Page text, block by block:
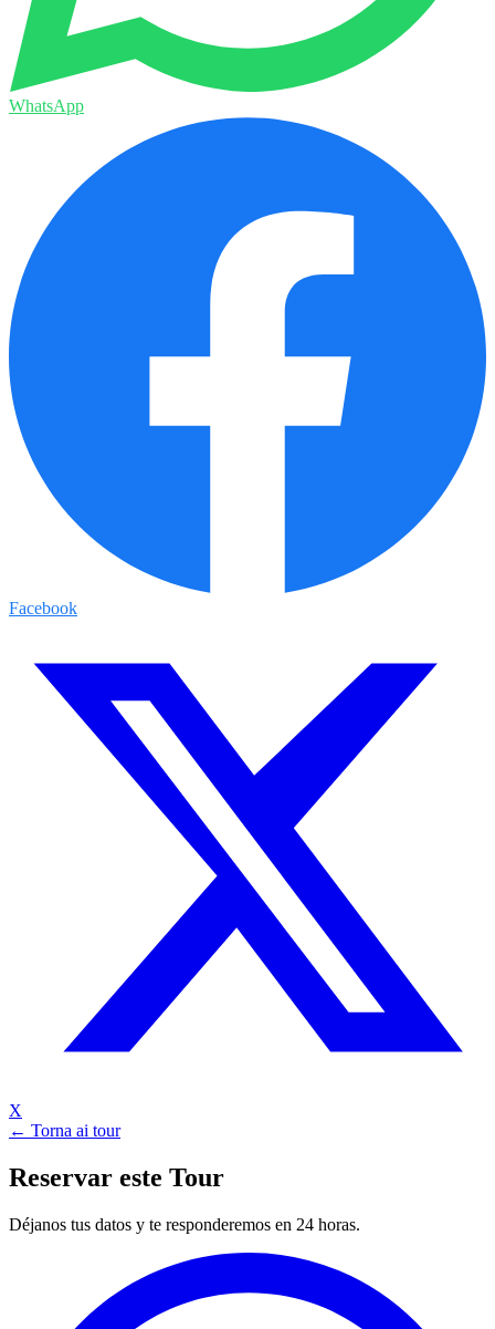
WhatsApp
Facebook
X
← Torna ai tour
Reservar este Tour
Déjanos tus datos y te responderemos en 24 horas.